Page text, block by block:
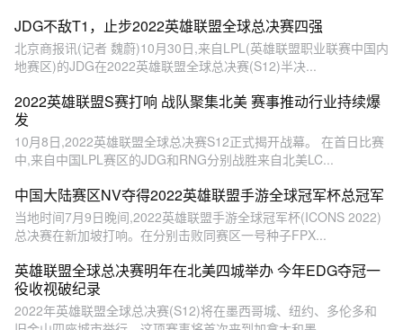
JDG不敌T1，止步2022英雄联盟全球总决赛四强
北京商报讯(记者 魏蔚)10月30日,来自LPL(英雄联盟职业联赛中国内
地赛区)的JDG在2022英雄联盟全球总决赛(S12)半决...
2022英雄联盟S赛打响 战队聚集北美 赛事推动行业持续爆
发
10月8日,2022英雄联盟全球总决赛S12正式揭开战幕。 在首日比赛
中,来自中国LPL赛区的JDG和RNG分别战胜来自北美LC...
中国大陆赛区NV夺得2022英雄联盟手游全球冠军杯总冠军
当地时间7月9日晚间,2022英雄联盟手游全球冠军杯(ICONS 2022)
总决赛在新加坡打响。在分别击败同赛区一号种子FPX...
英雄联盟全球总决赛明年在北美四城举办 今年EDG夺冠一
役收视破纪录
2022年英雄联盟全球总决赛(S12)将在墨西哥城、纽约、多伦多和